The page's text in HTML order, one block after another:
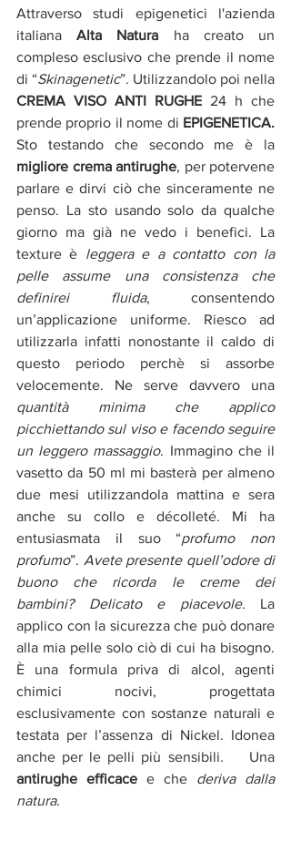
Attraverso studi epigenetici l'azienda
italiana Alta Natura ha creato un
compleso esclusivo che prende il nome
di “Skinagenetic
CREMA VISO ANTI RUGHE 24 h che
prende proprio il nome di
migliore crema antirughe, per potervene
parlare e dirvi ciò che sinceramente ne
penso. La sto usando solo da qualche
giorno ma già ne vedo i benefici. La
texture è leggera e a contatto con la
pelle assume una consistenza che
definirei fluida, consentendo
un’applicazione uniforme. Riesco ad
utilizzarla infatti nonostante il caldo di
questo periodo perchè si assorbe
quantità minima che applico
picchiettando sul viso e facendo seguire
un leggero massaggio. Immagino che il
vasetto da 50 ml mi basterà per almeno
due mesi utilizzandola mattina e sera
anche su collo e décolleté. Mi ha
entusiasmata il suo “profumo non
profumo”. Avete presente quell’odore di
buono che ricorda le creme dei
bambini? Delicato e piacevole. La
applico con la sicurezza che può donare
alla mia pelle solo ciò di cui ha bisogno.
È una formula priva di alcol, agenti
chimici nocivi, progettata
esclusivamente con sostanze naturali e
testata per l’assenza di Nickel. Idonea
antirughe efficace e che deriva dalla
natura.